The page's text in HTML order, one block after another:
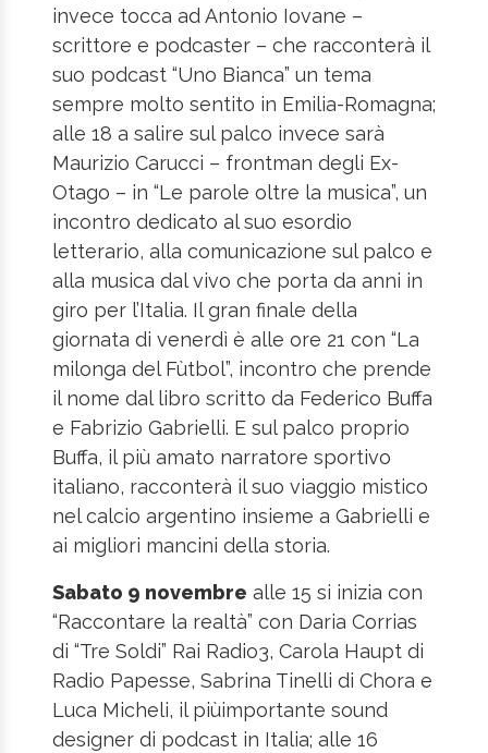
invece tocca ad Antonio Iovane –
scrittore e podcaster – che racconterà il
suo podcast “Uno Bianca” un tema
sempre molto sentito in Emilia-Romagna;
alle 18 a salire sul palco invece sarà
Maurizio Carucci – frontman degli Ex-
Otago – in “Le parole oltre la musica”, un
incontro dedicato al suo esordio
letterario, alla comunicazione sul palco e
alla musica dal vivo che porta da anni in
giro per l’Italia. Il gran finale della
giornata di venerdì è alle ore 21 con “La
milonga del Fùtbol”, incontro che prende
il nome dal libro scritto da Federico Buffa
e Fabrizio Gabrielli. E sul palco proprio
Buffa, il più amato narratore sportivo
italiano, racconterà il suo viaggio mistico
nel calcio argentino insieme a Gabrielli e
ai migliori mancini della storia.
Sabato 9 novembre alle 15 si inizia con
“Raccontare la realtà” con Daria Corrias
di “Tre Soldi” Rai Radio3, Carola Haupt di
Radio Papesse, Sabrina Tinelli di Chora e
Luca Micheli, il piùimportante sound
designer di podcast in Italia; alle 16